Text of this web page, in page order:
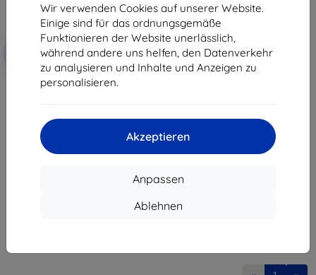
Wir verwenden Cookies auf unserer Website.
Einige sind für das ordnungsgemäße
Funktionieren der Website unerlässlich,
während andere uns helfen, den Datenverkehr
zu analysieren und Inhalte und Anzeigen zu
personalisieren.
Akzeptieren
Anpassen
Ablehnen
Rabatt
mit
Gutschein
EXTRA10
3MK FlexibleGlass Lite Nokia C12
8,90 €
Letztes Stück auf Lager